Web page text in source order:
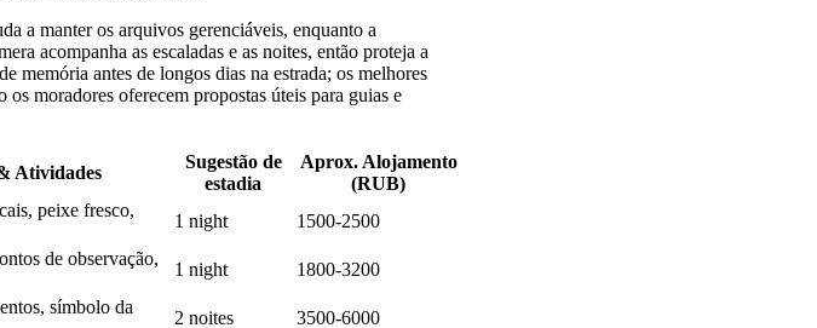
a manter os arquivos gerenciáveis, enquanto a
acompanha as escaladas e as noites, então proteja a
memória antes de longos dias na estrada; os melhores
moradores oferecem propostas úteis para guias e
Atividades
Sugestão de
estadia
Aprox. Alojamento
(RUB)
peixe fresco,
1 night 1500-2500
de observação,
1 night 1800-3200
símbolo da
2 noites 3500-6000